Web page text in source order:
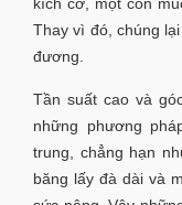
Thay vì đó, chúng
đương.
Tần suất cao và
những phương
trung, chẳng hạn
băng lấy đà dài và